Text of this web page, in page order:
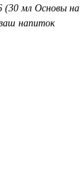
(30 мл Основы на
напиток